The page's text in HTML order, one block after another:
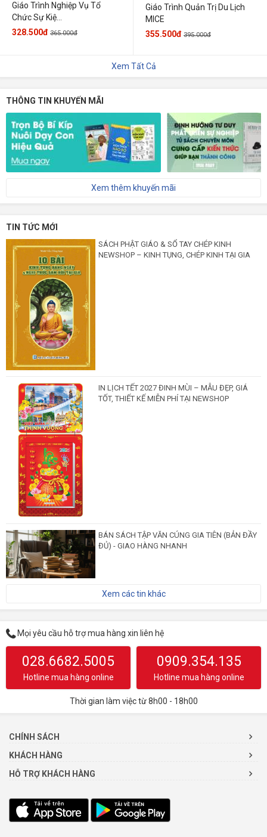
Giáo Trình Nghiệp Vụ Tổ
Chức Sự Kiệ...
328.500đ 365.000đ
Giáo Trình Quản Trị Du Lịch
MICE
355.500đ 395.000đ
Xem Tất Cả
THÔNG TIN KHUYẾN MÃI
Xem thêm khuyến mãi
TIN TỨC MỚI
SÁCH PHẬT GIÁO & SỔ TAY CHÉP KINH
NEWSHOP – KINH TỤNG, CHÉP KINH TẠI GIA
IN LỊCH TẾT 2027 ĐINH MÙI – MẪU ĐẸP, GIÁ
TỐT, THIẾT KẾ MIỄN PHÍ TẠI NEWSHOP
BÁN SÁCH TẬP VĂN CÚNG GIA TIÊN (BẢN ĐẦY
ĐỦ) - GIAO HÀNG NHANH
Xem các tin khác
Mọi yêu cầu hỗ trợ mua hàng xin liên hệ
028.6682.5005
Hotline mua hàng online
0909.354.135
Hotline mua hàng online
Thời gian làm việc từ 8h00 - 18h00
CHÍNH SÁCH
KHÁCH HÀNG
HỖ TRỢ KHÁCH HÀNG